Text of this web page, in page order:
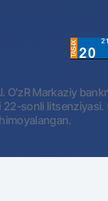
OʻzR Markaziy
sonli litsenziyasi.